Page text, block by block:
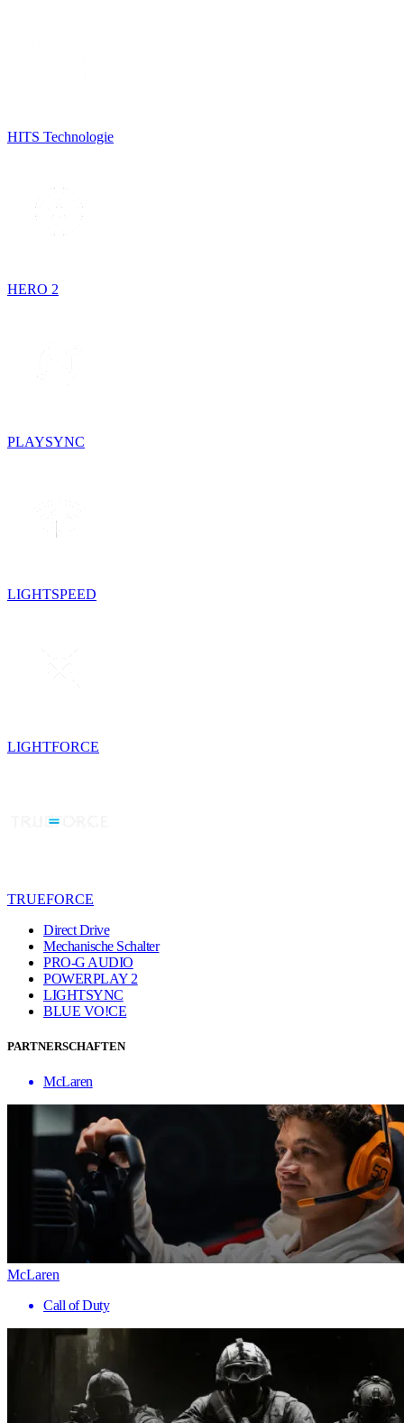
HITS Technologie
HERO 2
PLAYSYNC
LIGHTSPEED
LIGHTFORCE
TRUEFORCE
Direct Drive
Mechanische Schalter
PRO-G AUDIO
POWERPLAY 2
LIGHTSYNC
BLUE VO!CE
PARTNERSCHAFTEN
McLaren
McLaren
Call of Duty